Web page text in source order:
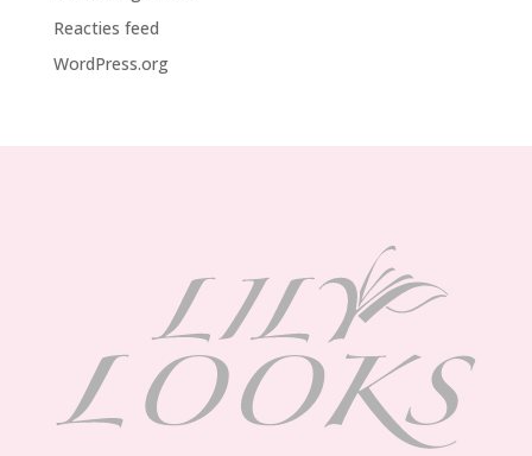
Reacties feed
WordPress.org